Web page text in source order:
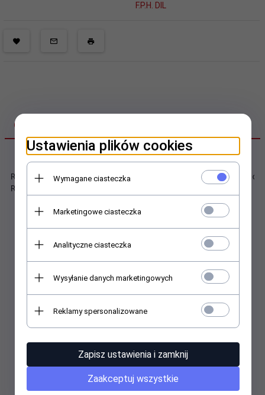
F.P.H. DIL
OPIS PRODUKTU
Rozmiar kubka: średnica 8 cm, wys. 9,5 cm,
Rozmiar opakowania 15,5x19,5x8,5cm
Polecamy
Ustawienia plików cookies
Wymagane ciasteczka
Marketingowe ciasteczka
Analityczne ciasteczka
Wysyłanie danych marketingowych
Reklamy spersonalizowane
Zapisz ustawienia i zamknij
Zaakceptuj wszystkie